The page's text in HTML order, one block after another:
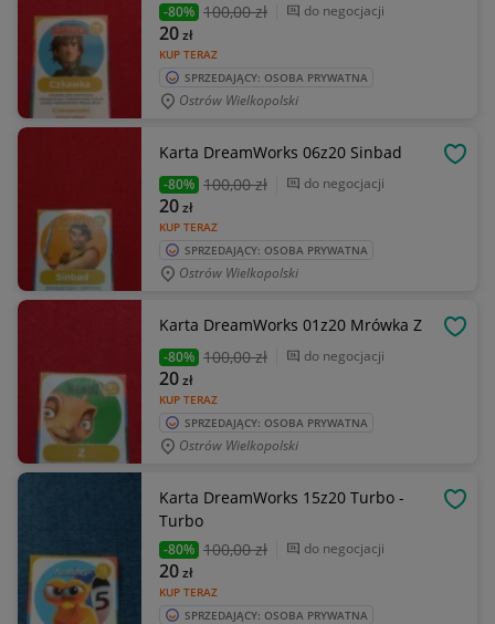
-80% 100,00 zł do negocjacji
KUP TERAZ
20zł
SPRZEDAJĄCY: OSOBA PRYWATNA
Ostrów Wielkopolski
Karta DreamWorks 06z20 Sinbad
-80% 100,00 zł do negocjacji
KUP TERAZ
20zł
SPRZEDAJĄCY: OSOBA PRYWATNA
Ostrów Wielkopolski
Karta DreamWorks 01z20 Mrówka Z
-80% 100,00 zł do negocjacji
KUP TERAZ
20zł
SPRZEDAJĄCY: OSOBA PRYWATNA
Ostrów Wielkopolski
Karta DreamWorks 15z20 Turbo -
Turbo
-80% 100,00 zł do negocjacji
KUP TERAZ
20zł
SPRZEDAJĄCY: OSOBA PRYWATNA